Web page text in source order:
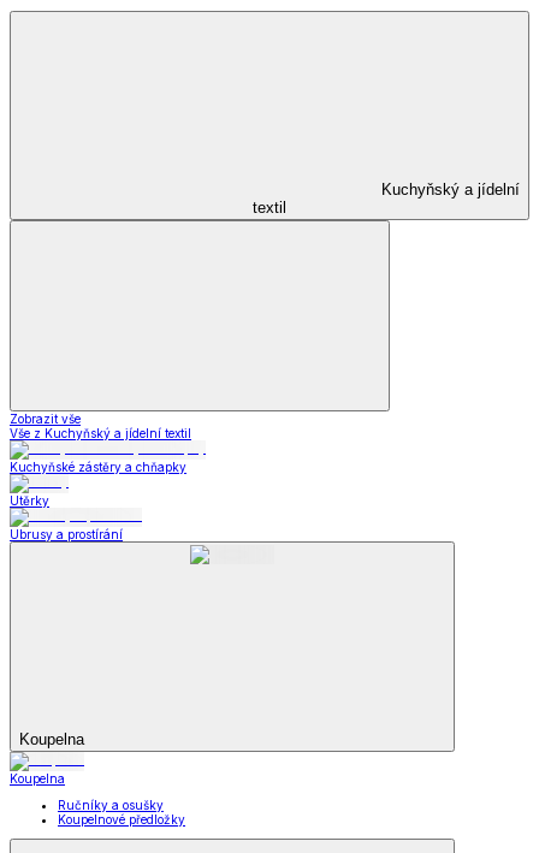
Kuchyňský a jídelní
textil
Zobrazit vše
Vše z Kuchyňský a jídelní textil
Kuchyňské zástěry a chňapky
Utěrky
Ubrusy a prostírání
Koupelna
Koupelna
Ručníky a osušky
Koupelnové předložky